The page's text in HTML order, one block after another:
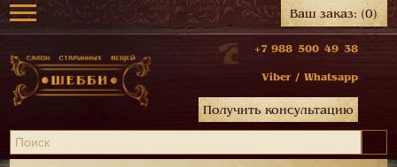
Ваш заказ:(0)
+7 988 500 49 38
Viber / Whatsapp
Получить консультацию